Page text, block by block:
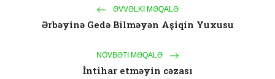
ƏVVƏLKI MƏQALƏ
Ərbəyinə Gedə Bilməyən Aşiqin Yuxusu
NÖVBƏTI MƏQALƏ
İntihar etməyin cəzası